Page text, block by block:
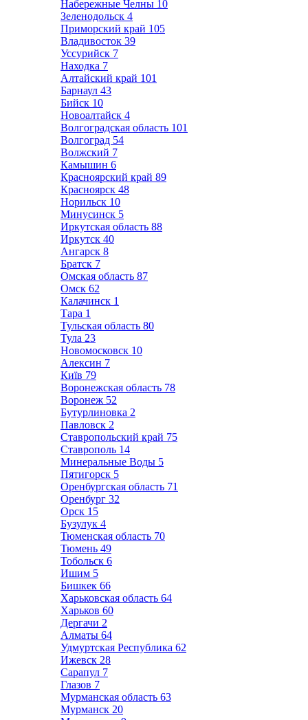
Набережные Челны 10
Зеленодольск 4
Приморский край 105
Владивосток 39
Уссурийск 7
Находка 7
Алтайский край 101
Барнаул 43
Бийск 10
Новоалтайск 4
Волгоградская область 101
Волгоград 54
Волжский 7
Камышин 6
Красноярский край 89
Красноярск 48
Норильск 10
Минусинск 5
Иркутская область 88
Иркутск 40
Ангарск 8
Братск 7
Омская область 87
Омск 62
Калачинск 1
Тара 1
Тульская область 80
Тула 23
Новомосковск 10
Алексин 7
Київ 79
Воронежская область 78
Воронеж 52
Бутурлиновка 2
Павловск 2
Ставропольский край 75
Ставрополь 14
Минеральные Воды 5
Пятигорск 5
Оренбургская область 71
Оренбург 32
Орск 15
Бузулук 4
Тюменская область 70
Тюмень 49
Тобольск 6
Ишим 5
Бишкек 66
Харьковская область 64
Харьков 60
Дергачи 2
Алматы 64
Удмуртская Республика 62
Ижевск 28
Сарапул 7
Глазов 7
Мурманская область 63
Мурманск 20